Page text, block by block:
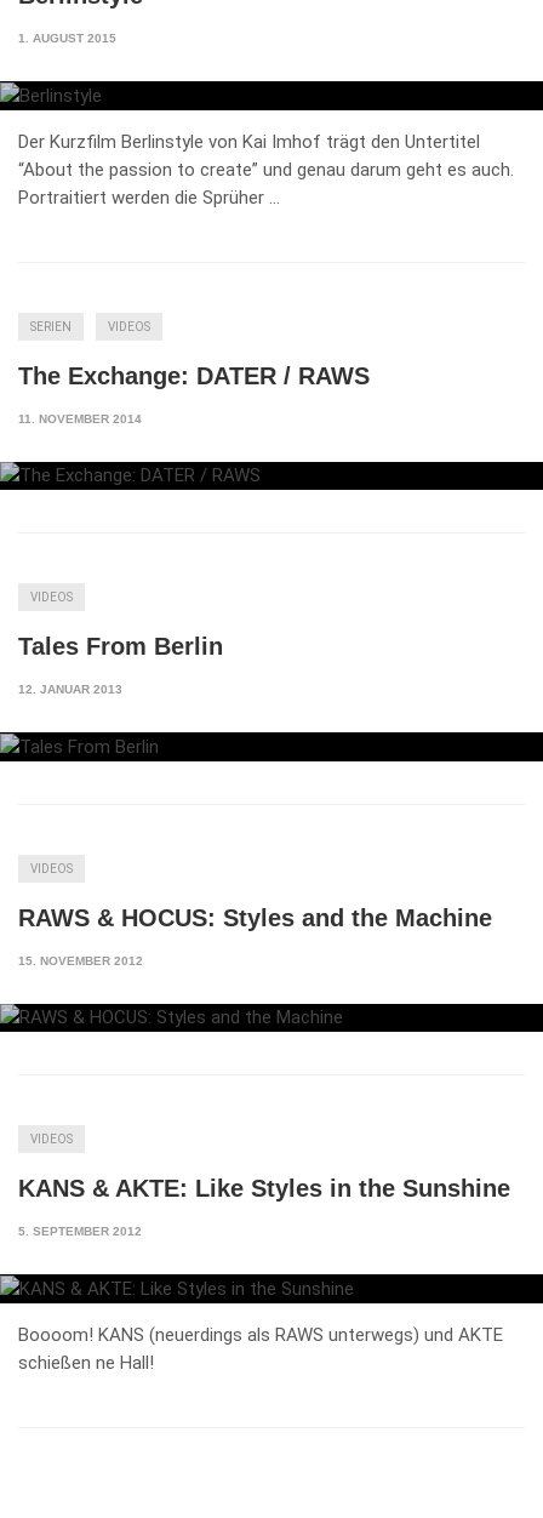
1. AUGUST 2015
Der Kurzfilm Berlinstyle von Kai Imhof trägt den Untertitel
“About the passion to create” und genau darum geht es auch.
Portraitiert werden die Sprüher …
SERIEN VIDEOS
The Exchange: DATER / RAWS
11. NOVEMBER 2014
VIDEOS
Tales From Berlin
12. JANUAR 2013
VIDEOS
RAWS & HOCUS: Styles and the Machine
15. NOVEMBER 2012
VIDEOS
KANS & AKTE: Like Styles in the Sunshine
5. SEPTEMBER 2012
Boooom! KANS (neuerdings als RAWS unterwegs) und AKTE
schießen ne Hall!